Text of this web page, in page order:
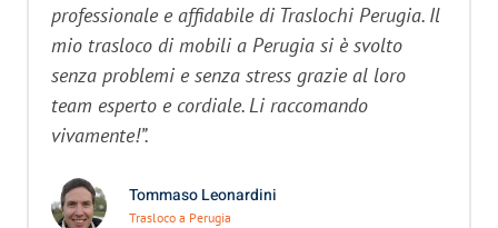
professionale e affidabile di Traslochi Perugia. Il
mio trasloco di mobili a Perugia si è svolto
senza problemi e senza stress grazie al loro
team esperto e cordiale. Li raccomando
vivamente!”.
Tommaso Leonardini
Trasloco a Perugia